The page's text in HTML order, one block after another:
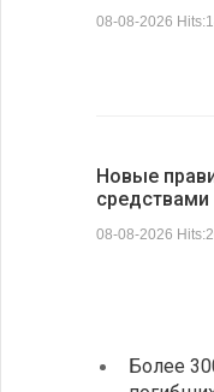
08-08-2026
Новые
средствами
08-08-2026
Более